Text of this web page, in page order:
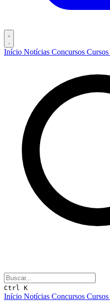
Início Notícias Concursos Cursos
Ctrl K
Início Notícias Concursos Cursos